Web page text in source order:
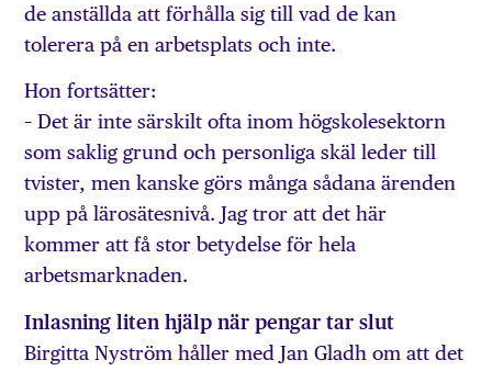
de anställda att förhålla sig till vad de kan
tolerera på en arbetsplats och inte.
Hon fortsätter:
– Det är inte särskilt ofta inom högskolesektorn
som saklig grund och personliga skäl leder till
tvister, men kanske görs många sådana ärenden
upp på lärosätesnivå. Jag tror att det här
kommer att få stor betydelse för hela
arbetsmarknaden.
Inlasning liten hjälp när pengar tar slut
Birgitta Nyström håller med Jan Gladh om att det